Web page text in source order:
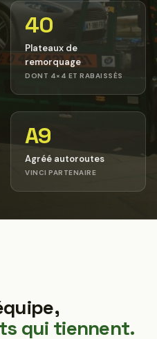
40
Plateaux de
remorquage
DONT 4×4 ET RABAISSÉS
A9
Agréé autoroutes
VINCI PARTENAIRE
qui tiennent.